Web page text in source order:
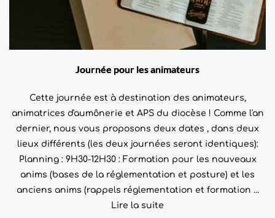
Journée pour les animateurs
Cette journée est à destination des animateurs,
animatrices d'aumônerie et APS du diocèse ! Comme l'an
dernier, nous vous proposons deux dates , dans deux
lieux différents (les deux journées seront identiques):
Planning : 9H30-12H30 : Formation pour les nouveaux
anims (bases de la réglementation et posture) et les
anciens anims (rappels réglementation et formation ...
Lire la suite